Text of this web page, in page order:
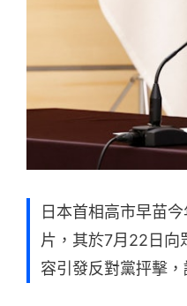
日本首相高市早苗
片，其於7月22日向
容引發反對黨抨擊